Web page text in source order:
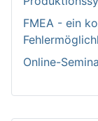
FMEA - ein
Online-